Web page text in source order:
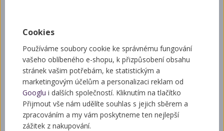
0 Kč
+
-
ks
Při objednávce do 12:00 Vám zboží dorazí nasledující pracovní
Cookies
Používáme soubory cookie ke správnému fungování
vašeho oblíbeného e-shopu, k přizpůsobení obsahu
stránek vašim potřebám, ke statistickým a
marketingovým účelům a personalizaci reklam od
Googlu i dalších společností. Kliknutím na tlačítko
Přijmout vše nám udělíte souhlas s jejich sběrem a
zpracováním a my vám poskytneme ten nejlepší
zážitek z nakupování.